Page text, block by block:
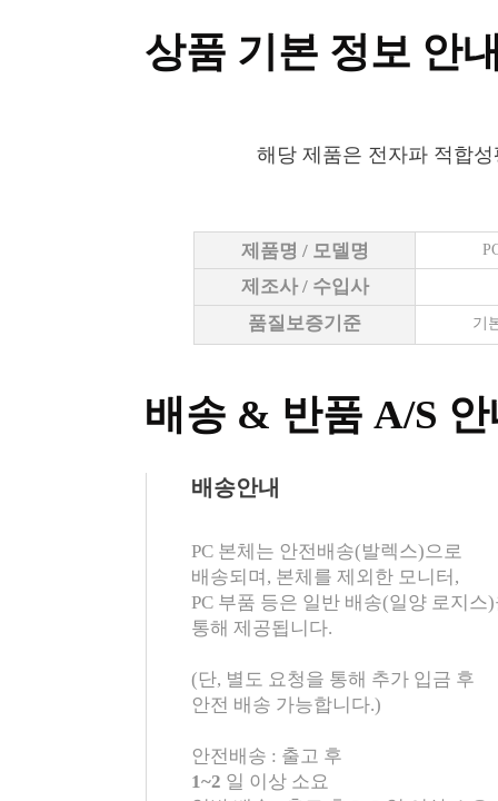
배송 & 반품 A/S
PC 본체는 안전배송(발렉스)으로
배송되며, 본체를 제외한 모니터,
PC 부품 등은 일반 배송(일양 로지스
통해 제공됩니다.
(단, 별도 요청을 통해 추가 입금 후
안전 배송 가능합니다.)
안전배송 : 출고 후
1~2 일 이상 소요
배송안내
상품 기본 정보 안
해당 제품은 전자파 적합
제품명 / 모델명
제조사 / 수입사
품질보증기준
기